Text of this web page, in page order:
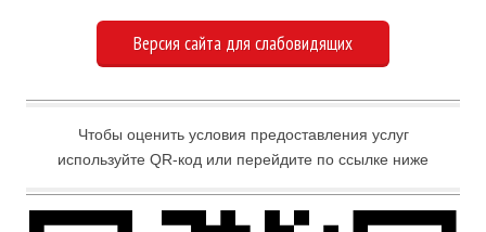
Версия сайта для слабовидящих
Чтобы оценить условия предоставления услуг
используйте QR-код или перейдите по ссылке ниже